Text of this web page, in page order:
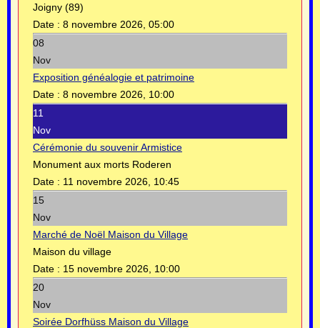
Joigny (89)
Date : 8 novembre 2026, 05:00
08
Nov
Exposition généalogie et patrimoine
Date : 8 novembre 2026, 10:00
11
Nov
Cérémonie du souvenir Armistice
Monument aux morts Roderen
Date : 11 novembre 2026, 10:45
15
Nov
Marché de Noël Maison du Village
Maison du village
Date : 15 novembre 2026, 10:00
20
Nov
Soirée Dorfhüss Maison du Village